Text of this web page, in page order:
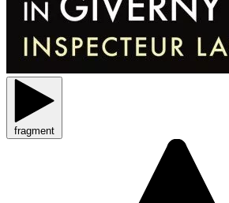
fragment